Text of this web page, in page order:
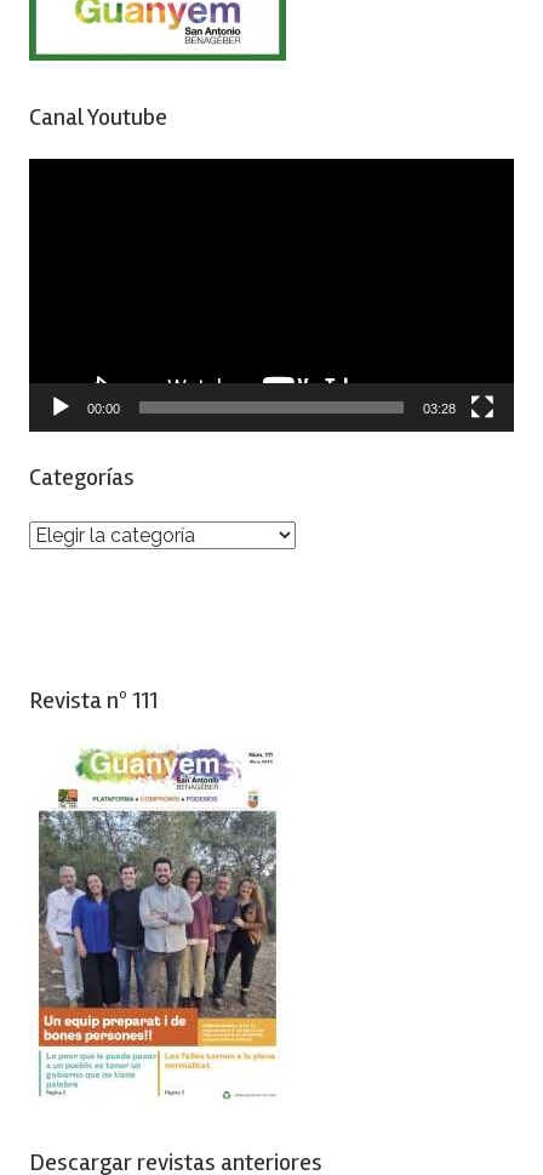
Canal Youtube
00:00 03:28
Categorías
Categorías
Revista nº 111
Descargar revistas anteriores